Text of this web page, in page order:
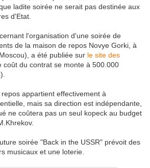
ladite soirée ne serait pas destinée aux
d'Etat.
l'organisation d'une soirée de
de la maison de repos Novye Gorki, à
a été publiée sur le site des
coût du contrat se monte à 500.000
appartient effectivement à
mais sa direction est indépendante,
ne coûtera pas un seul kopeck au budget
soirée "Back in the USSR" prévoit des
musicaux et une loterie.